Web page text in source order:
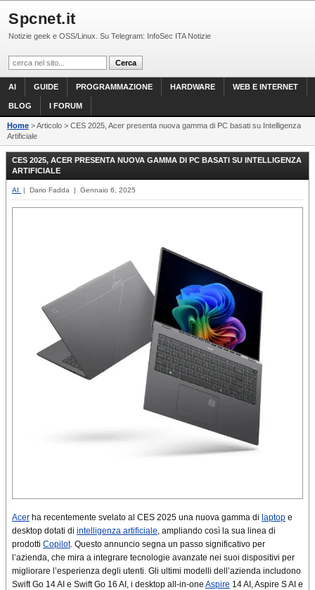
Spcnet.it
Notizie geek e OSS/Linux. Su Telegram: InfoSec ITA Notizie
AI GUIDE PROGRAMMAZIONE HARDWARE WEB E INTERNET
BLOG I FORUM
Home > Articolo > CES 2025, Acer presenta nuova gamma di PC basati su Intelligenza
Artificiale
CES 2025, ACER PRESENTA NUOVA GAMMA DI PC BASATI SU INTELLIGENZA
ARTIFICIALE
AI | Dario Fadda | Gennaio 6, 2025
Acer ha recentemente svelato al CES 2025 una nuova gamma di laptop e
desktop dotati di intelligenza artificiale, ampliando così la sua linea di
prodotti Copilot. Questo annuncio segna un passo significativo per
l’azienda, che mira a integrare tecnologie avanzate nei suoi dispositivi per
migliorare l’esperienza degli utenti. Gli ultimi modelli dell’azienda includono
Swift Go 14 AI e Swift Go 16 AI, i desktop all-in-one Aspire 14 AI, Aspire S AI e